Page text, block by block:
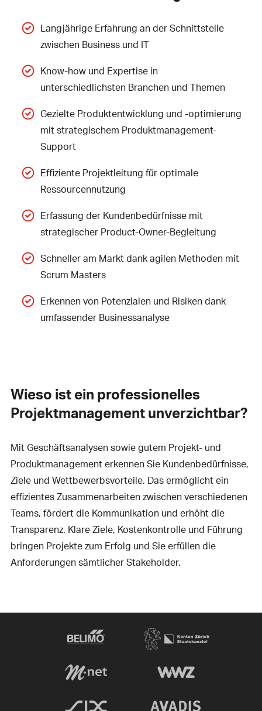
Langjährige Erfahrung an der Schnittstelle
zwischen Business und IT
Know-how und Expertise in
unterschiedlichsten Branchen und Themen
Gezielte Produktentwicklung und -optimierung
mit strategischem Produktmanagement-
Support
Effiziente Projektleitung für optimale
Ressourcennutzung
Erfassung der Kundenbedürfnisse mit
strategischer Product-Owner-Begleitung
Schneller am Markt dank agilen Methoden mit
Scrum Masters
Erkennen von Potenzialen und Risiken dank
umfassender Businessanalyse
Wieso ist ein professionelles
Projektmanagement unverzichtbar?
Mit Geschäftsanalysen sowie gutem Projekt- und
Produktmanagement erkennen Sie Kundenbedürfnisse,
Ziele und Wettbewerbsvorteile. Das ermöglicht ein
effizientes Zusammenarbeiten zwischen verschiedenen
Teams, fördert die Kommunikation und erhöht die
Transparenz. Klare Ziele, Kostenkontrolle und Führung
bringen Projekte zum Erfolg und Sie erfüllen die
Anforderungen sämtlicher Stakeholder.